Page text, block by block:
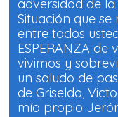
adversidad de
Situación que
entre todos
ESPERANZA
vivimos y
un saludo de
de Griselda,
mío propio